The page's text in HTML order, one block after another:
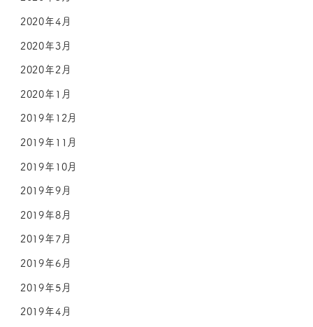
2020年4月
2020年3月
2020年2月
2020年1月
2019年12月
2019年11月
2019年10月
2019年9月
2019年8月
2019年7月
2019年6月
2019年5月
2019年4月